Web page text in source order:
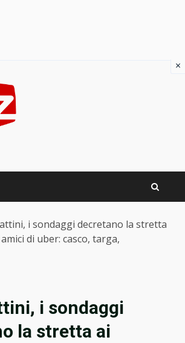
i sondaggi decretano la stretta
di uber: casco, targa,
i sondaggi
la stretta ai
×